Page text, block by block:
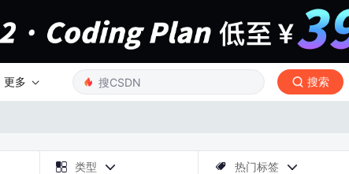
更多 搜索
 类型   热门标签 